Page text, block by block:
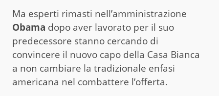
Ma esperti rimasti nell’amministrazione
Obama dopo aver lavorato per il suo
predecessore stanno cercando di
convincere il nuovo capo della Casa Bianca
a non cambiare la tradizionale enfasi
americana nel combattere l’offerta.